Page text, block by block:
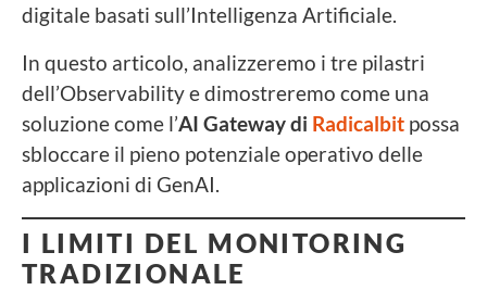
digitale basati sull’Intelligenza Artificiale.
In questo articolo, analizzeremo i tre pilastri
dell’Observability e dimostreremo come una
soluzione come l’AI Gateway di Radicalbit possa
sbloccare il pieno potenziale operativo delle
applicazioni di GenAI.
I LIMITI DEL MONITORING
TRADIZIONALE